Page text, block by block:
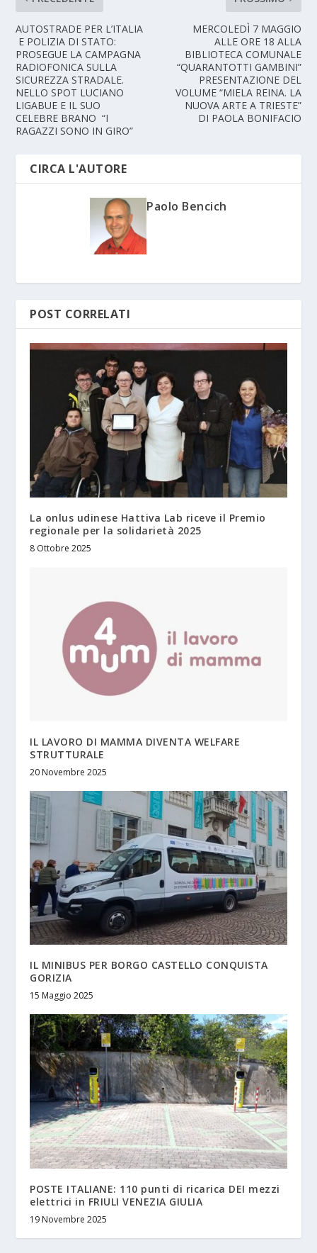
AUTOSTRADE PER L’ITALIA
E POLIZIA DI STATO:
PROSEGUE LA CAMPAGNA
RADIOFONICA SULLA
SICUREZZA STRADALE.
NELLO SPOT LUCIANO
LIGABUE E IL SUO
CELEBRE BRANO “I
RAGAZZI SONO IN GIRO”
MERCOLEDÌ 7 MAGGIO
ALLE ORE 18 ALLA
BIBLIOTECA COMUNALE
“QUARANTOTTI GAMBINI”
PRESENTAZIONE DEL
VOLUME “MIELA REINA. LA
NUOVA ARTE A TRIESTE”
DI PAOLA BONIFACIO
CIRCA L'AUTORE
Paolo Bencich
POST CORRELATI
La onlus udinese Hattiva Lab riceve il Premio
regionale per la solidarietà 2025
8 Ottobre 2025
IL LAVORO DI MAMMA DIVENTA WELFARE
STRUTTURALE
20 Novembre 2025
IL MINIBUS PER BORGO CASTELLO CONQUISTA
GORIZIA
15 Maggio 2025
POSTE ITALIANE: 110 punti di ricarica DEI mezzi
elettrici in FRIULI VENEZIA GIULIA
19 Novembre 2025